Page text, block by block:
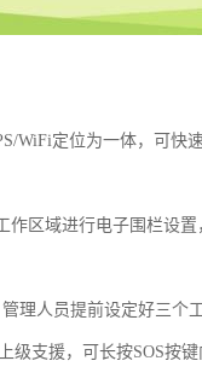
WiFi定位为一体，可
区域进行电子围栏设
理人员提前设定好三个
级支援，可长按SOS按